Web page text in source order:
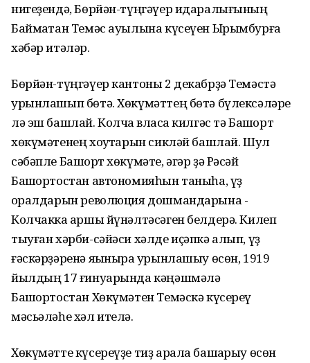
нигеҙендә, Бөрйән-түңгәүер идаралығының
Баймаҡтан Темәс ауылына күсеүен Ырымбурға
хәбәр итәләр.
Бөрйән-түңгәүер кантоны 2 декабрҙә Темәстә
урынлашып бөтә. Хөкүмәттең бөтә бүлексәләре
лә эш башлай. Колчаҡ власҡа килгәс тә Башҡорт
хөкүмәтенең хоҡуҡтарын сикләй башлай. Шул
сәбәпле Башҡорт хөкүмәте, әгәр ҙә Рәсәй
Башҡортостан автономияһын таныһа, үҙ
ҡоралдарын революция дошмандарына -
Колчакка ҡаршы йүнәлтәсәген белдерә. Килеп
тыуған хәрби-сәйәси хәлде иҫәпкә алып, үҙ
ғәскәрҙәренә яҡыныраҡ урынлашыу өсөн, 1919
йылдың 17 ғинуарында кәңәшмәлә
Башҡортостан Хөкүмәтен Темәскә күсереү
мәсьәләһе хәл ителә.
Хөкүмәтте күсереүҙе тиҙ арала башҡарыу өсөн